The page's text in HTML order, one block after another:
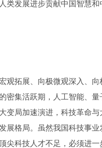
类发展进步贡献中国智慧
拓展、向极微观深入、向
密集活跃期，人工智能、
局加速演进，科技革命与
展格局。虽然我国科技事
尖科技人才不足，必须进